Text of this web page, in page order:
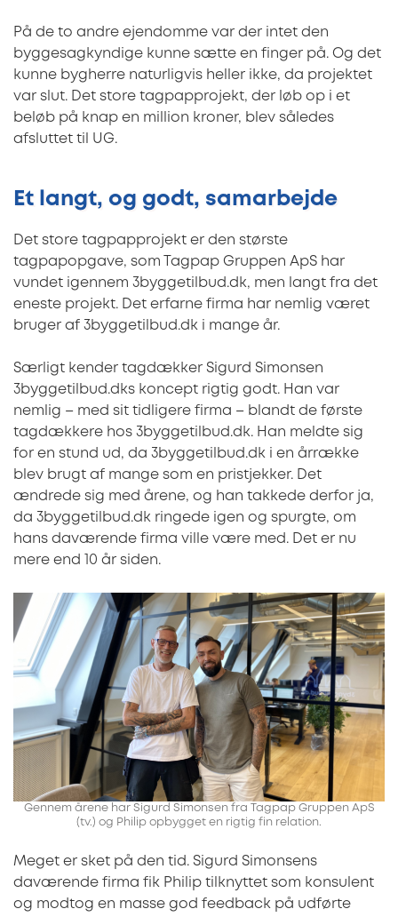
På de to andre ejendomme var der intet den
byggesagkyndige kunne sætte en finger på. Og det
kunne bygherre naturligvis heller ikke, da projektet
var slut. Det store tagpapprojekt, der løb op i et
beløb på knap en million kroner, blev således
afsluttet til UG.
Et langt, og godt, samarbejde
Det store tagpapprojekt er den største
tagpapopgave, som Tagpap Gruppen ApS har
vundet igennem 3byggetilbud.dk, men langt fra det
eneste projekt. Det erfarne firma har nemlig været
bruger af 3byggetilbud.dk i mange år.
Særligt kender tagdækker Sigurd Simonsen
3byggetilbud.dks koncept rigtig godt. Han var
nemlig – med sit tidligere firma – blandt de første
tagdækkere hos 3byggetilbud.dk. Han meldte sig
for en stund ud, da 3byggetilbud.dk i en årrække
blev brugt af mange som en pristjekker. Det
ændrede sig med årene, og han takkede derfor ja,
da 3byggetilbud.dk ringede igen og spurgte, om
hans daværende firma ville være med. Det er nu
mere end 10 år siden.
Gennem årene har Sigurd Simonsen fra Tagpap Gruppen ApS
(tv.) og Philip opbygget en rigtig fin relation.
Meget er sket på den tid. Sigurd Simonsens
daværende firma fik Philip tilknyttet som konsulent
og modtog en masse god feedback på udførte